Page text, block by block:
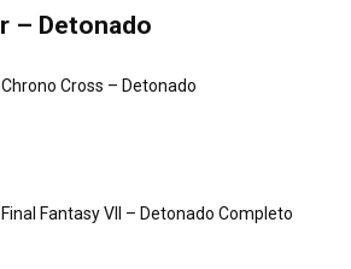
– Detonado
Chrono Cross – Detonado
Final Fantasy VII – Detonado Completo